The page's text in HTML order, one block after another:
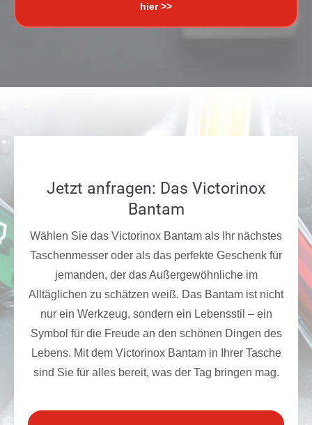
hier >>
Jetzt anfragen: Das Victorinox
Bantam
Wählen Sie das Victorinox Bantam als Ihr nächstes
Taschenmesser oder als das perfekte Geschenk für
jemanden, der das Außergewöhnliche im
Alltäglichen zu schätzen weiß. Das Bantam ist nicht
nur ein Werkzeug, sondern ein Lebensstil – ein
Symbol für die Freude an den schönen Dingen des
Lebens. Mit dem Victorinox Bantam in Ihrer Tasche
sind Sie für alles bereit, was der Tag bringen mag.